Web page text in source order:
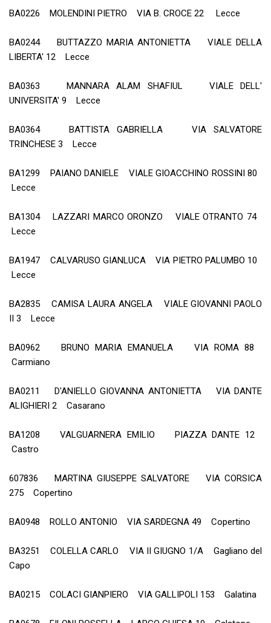
BA0226 MOLENDINI PIETRO VIA B. CROCE 22 Lecce
BA0244 BUTTAZZO MARIA ANTONIETTA VIALE DELLA
LIBERTA' 12 Lecce
BA0363 MANNARA ALAM SHAFIUL VIALE DELL'
UNIVERSITA' 9 Lecce
BA0364 BATTISTA GABRIELLA VIA SALVATORE
TRINCHESE 3 Lecce
BA1299 PAIANO DANIELE VIALE GIOACCHINO ROSSINI 80
Lecce
BA1304 LAZZARI MARCO ORONZO VIALE OTRANTO 74
Lecce
BA1947 CALVARUSO GIANLUCA VIA PIETRO PALUMBO 10
Lecce
BA2835 CAMISA LAURA ANGELA VIALE GIOVANNI PAOLO
II 3 Lecce
BA0962 BRUNO MARIA EMANUELA VIA ROMA 88
Carmiano
BA0211 D'ANIELLO GIOVANNA ANTONIETTA VIA DANTE
ALIGHIERI 2 Casarano
BA1208 VALGUARNERA EMILIO PIAZZA DANTE 12
Castro
607836 MARTINA GIUSEPPE SALVATORE VIA CORSICA
275 Copertino
BA0948 ROLLO ANTONIO VIA SARDEGNA 49 Copertino
BA3251 COLELLA CARLO VIA II GIUGNO 1/A Gagliano del
Capo
BA0215 COLACI GIANPIERO VIA GALLIPOLI 153 Galatina